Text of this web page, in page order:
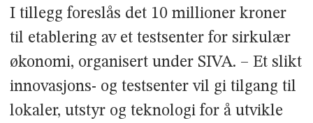
I tillegg foreslås det 10 millioner kroner
til etablering av et testsenter for sirkulær
økonomi, organisert under SIVA. – Et slikt
innovasjons- og testsenter vil gi tilgang til
lokaler, utstyr og teknologi for å utvikle